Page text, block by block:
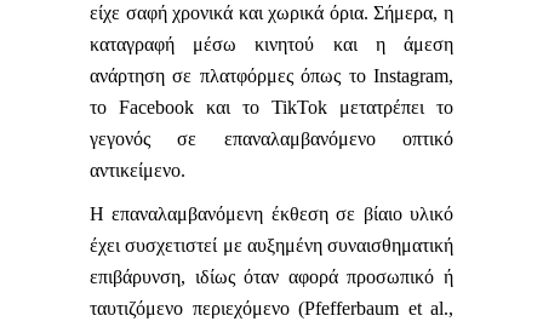
είχε σαφή χρονικά και χωρικά όρια. Σήμερα, η
καταγραφή μέσω κινητού και η άμεση
ανάρτηση σε πλατφόρμες όπως το Instagram,
το Facebook και το TikTok μετατρέπει το
γεγονός σε επαναλαμβανόμενο οπτικό
αντικείμενο.
Η επαναλαμβανόμενη έκθεση σε βίαιο υλικό
έχει συσχετιστεί με αυξημένη συναισθηματική
επιβάρυνση, ιδίως όταν αφορά προσωπικό ή
ταυτιζόμενο περιεχόμενο (Pfefferbaum et al.,